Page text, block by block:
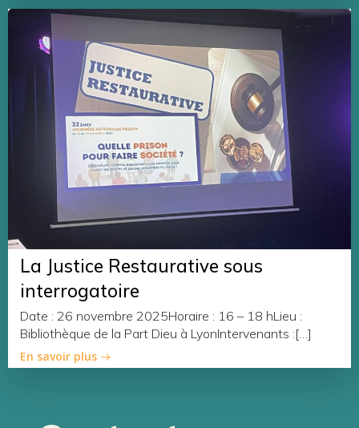
La Justice Restaurative sous
interrogatoire
Date : 26 novembre 2025Horaire : 16 – 18 hLieu :
Bibliothèque de la Part Dieu à LyonIntervenants :[…]
En savoir plus